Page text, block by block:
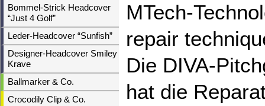
Bommel-Strick Headcover
“Just 4 Golf”
Leder-Headcover “Sunfish”
Designer-Headcover Smiley &
Krave
Ballmarker & Co.
Crocodily Clip & Co.
MTech-
repair
Die DIVA-
hat die